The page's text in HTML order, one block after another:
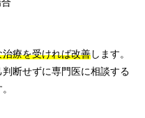
療を受ければ改善します。
断せずに専門医に相談する